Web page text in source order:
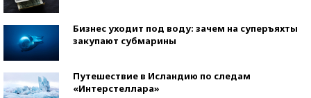
Бизнес уходит под воду: зачем на суперъяхты
закупают субмарины
Путешествие в Исландию по следам
«Интерстеллара»